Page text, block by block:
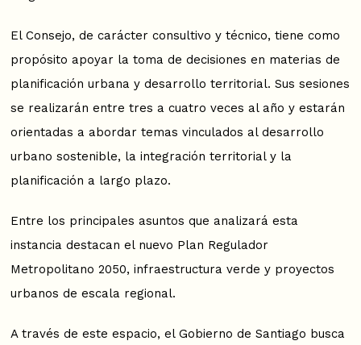
El Consejo, de carácter consultivo y técnico, tiene como
propósito apoyar la toma de decisiones en materias de
planificación urbana y desarrollo territorial. Sus sesiones
se realizarán entre tres a cuatro veces al año y estarán
orientadas a abordar temas vinculados al desarrollo
urbano sostenible, la integración territorial y la
planificación a largo plazo.
Entre los principales asuntos que analizará esta
instancia destacan el nuevo Plan Regulador
Metropolitano 2050, infraestructura verde y proyectos
urbanos de escala regional.
A través de este espacio, el Gobierno de Santiago busca